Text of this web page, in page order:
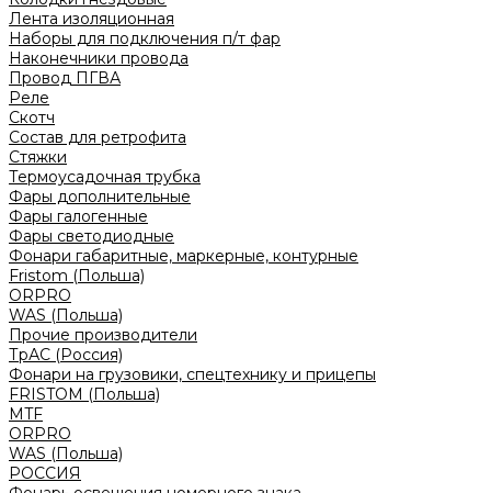
Лента изоляционная
Наборы для подключения п/т фар
Наконечники провода
Провод ПГВА
Реле
Скотч
Состав для ретрофита
Стяжки
Термоусадочная трубка
Фары дополнительные
Фары галогенные
Фары светодиодные
Фонари габаритные, маркерные, контурные
Fristom (Польша)
ORPRO
WAS (Польша)
Прочие производители
ТрАС (Россия)
Фонари на грузовики, спецтехнику и прицепы
FRISTOM (Польша)
MTF
ORPRO
WAS (Польша)
РОССИЯ